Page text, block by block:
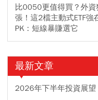
比0050更值得買？外
張！這2檔主動式ETF
PK：短線暴賺選它
最新文章
2026年下半年投資展